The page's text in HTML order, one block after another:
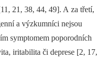
21, 38, 44, 49]. A za třetí,
a výzkumníci nejsou
symptomem poporodních
iritabilita či deprese [2, 17,